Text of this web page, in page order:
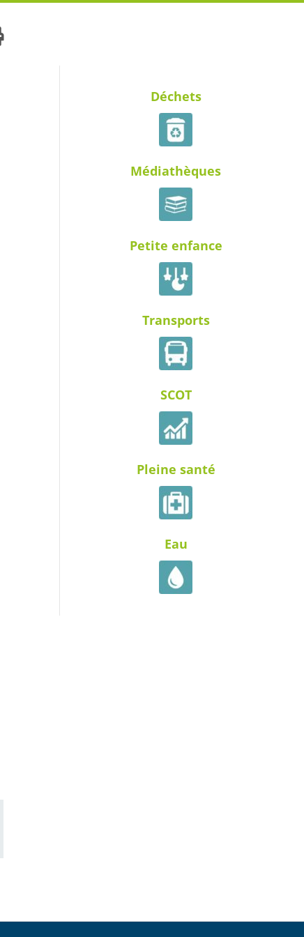
Déchets
Médiathèques
Petite enfance
Transports
SCOT
Pleine santé
Eau